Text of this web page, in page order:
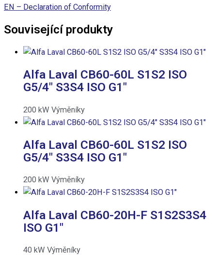
EN – Declaration of Conformity
Související produkty
Alfa Laval CB60-60L S1S2 ISO
G5/4″ S3S4 ISO G1″
200 kW Výměníky
Alfa Laval CB60-60L S1S2 ISO
G5/4″ S3S4 ISO G1″
200 kW Výměníky
Alfa Laval CB60-20H-F S1S2S3S4
ISO G1″
40 kW Výměníky